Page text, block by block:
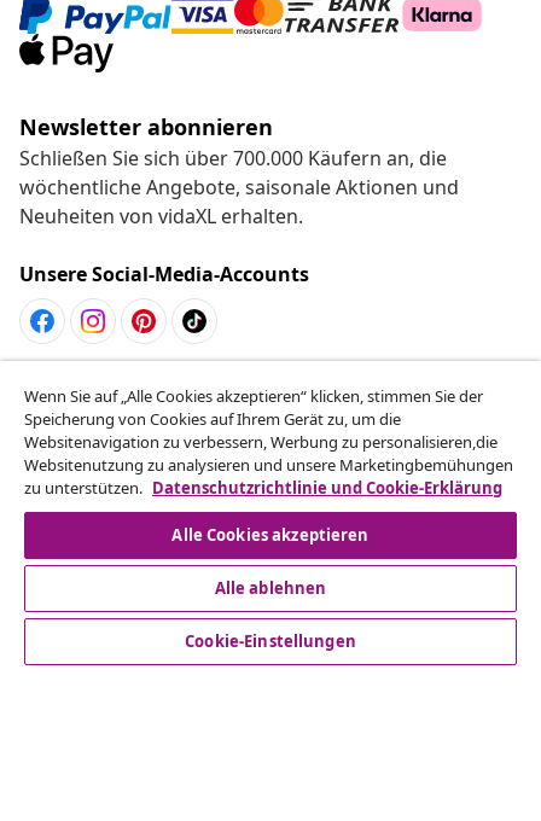
Newsletter abonnieren
Schließen Sie sich über 700.000 Käufern an, die
wöchentliche Angebote, saisonale Aktionen und
Neuheiten von vidaXL erhalten.
Unsere Social-Media-Accounts
Vom Vertrag zurücktreten
Reiche einen Widerrufsantrag für deine Bestellung
ein.
Vom Vertrag zurücktreten
Kundenservice
Wenn Sie auf „Alle Cookies akzeptieren“ klicken, stimmen Sie der
Speicherung von Cookies auf Ihrem Gerät zu, um die
Websitenavigation zu verbessern, Werbung zu personalisieren,die
Websitenutzung zu analysieren und unsere Marketingbemühungen
zu unterstützen. Datenschutzrichtlinie und Cookie-Erklärung
Alle Cookies akzeptieren
Alle ablehnen
Cookie-Einstellungen